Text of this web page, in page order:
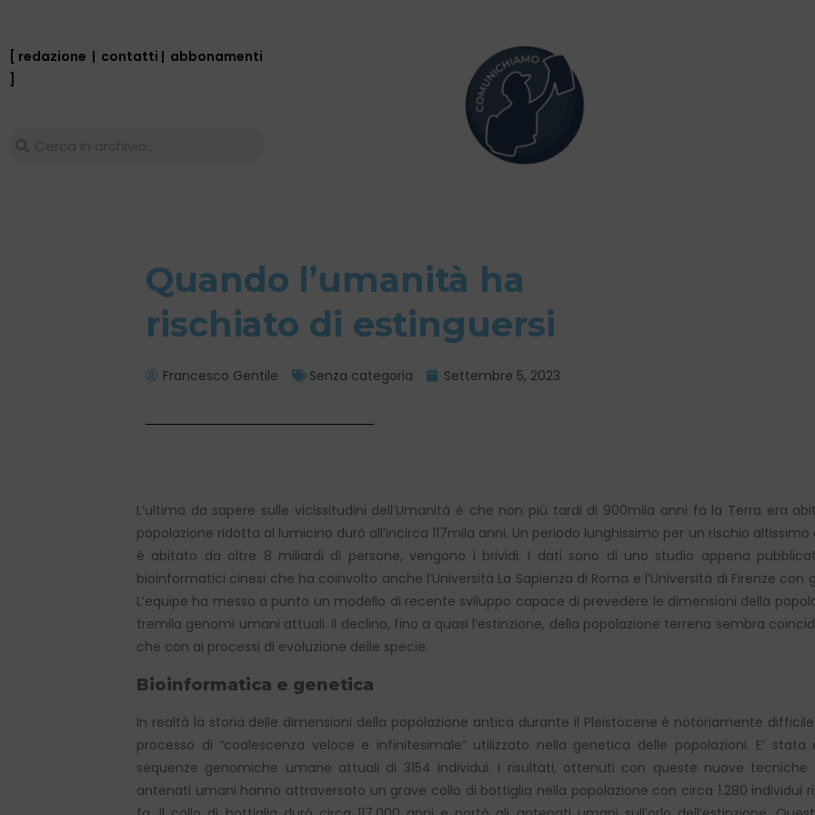
[ redazione | contatti | abbonamenti
]
Quando l’umanità ha
rischiato di estinguersi
Francesco Gentile Senza categoria Settembre 5, 2023
L’ultima da sapere sulle vicissitudini dell’Umanità è che non più tardi di 900mila anni fa la Terra era
popolazione ridotta al lumicino durò all’incirca 117mila anni. Un periodo lunghissimo per un rischio
è abitato da oltre 8 miliardi di persone, vengono i brividi. I dati sono di uno studio appena
bioinformatici cinesi che ha coinvolto anche l’Università La Sapienza di Roma e l’Università di Firenze con
L’equipe ha messo a punto un modello di recente sviluppo capace di prevedere le dimensioni della
tremila genomi umani attuali. Il declino, fino a quasi l’estinzione, della popolazione terrena sembra
che con ai processi di evoluzione delle specie.
Bioinformatica e genetica
In realtà la storia delle dimensioni della popolazione antica durante il Pleistocene è notoriamente
processo di “coalescenza veloce e infinitesimale” utilizzato nella genetica delle popolazioni. E’
sequenze genomiche umane attuali di 3154 individui. I risultati, ottenuti con queste nuove
antenati umani hanno attraversato un grave collo di bottiglia nella popolazione con circa 1.280 individui